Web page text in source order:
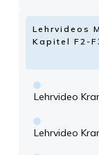
Lehrvideos
Kapitel F2-
Lehrvideo
Lehrvideo